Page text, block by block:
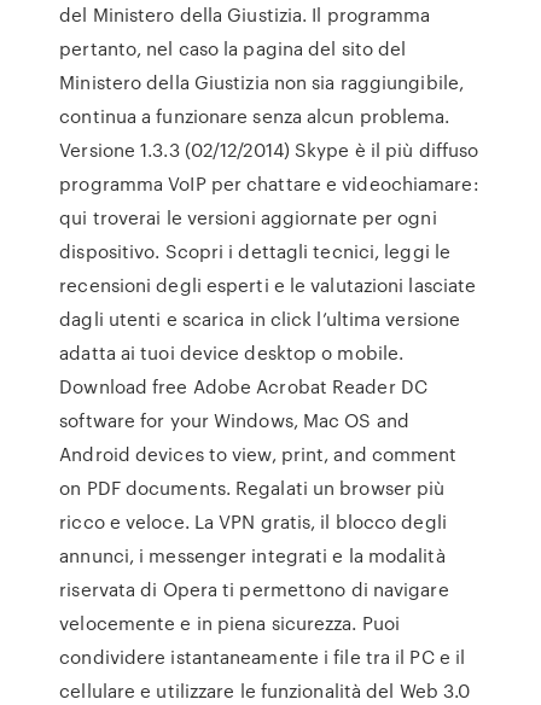
del Ministero della Giustizia. Il programma
pertanto, nel caso la pagina del sito del
Ministero della Giustizia non sia raggiungibile,
continua a funzionare senza alcun problema.
Versione 1.3.3 (02/12/2014) Skype è il più diffuso
programma VoIP per chattare e videochiamare:
qui troverai le versioni aggiornate per ogni
dispositivo. Scopri i dettagli tecnici, leggi le
recensioni degli esperti e le valutazioni lasciate
dagli utenti e scarica in click l’ultima versione
adatta ai tuoi device desktop o mobile.
Download free Adobe Acrobat Reader DC
software for your Windows, Mac OS and
Android devices to view, print, and comment
on PDF documents. Regalati un browser più
ricco e veloce. La VPN gratis, il blocco degli
annunci, i messenger integrati e la modalità
riservata di Opera ti permettono di navigare
velocemente e in piena sicurezza. Puoi
condividere istantaneamente i file tra il PC e il
cellulare e utilizzare le funzionalità del Web 3.0